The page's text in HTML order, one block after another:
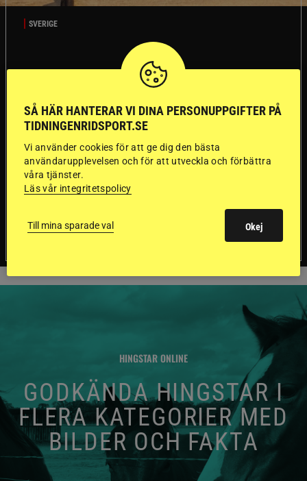
SVERIGE
Dyraste
ridhjälmarna blev
sämst i test
Stort test av ridhjälmar Försäkringsbolaget
Folksam har testat 15 ridhjälmar i olika
prisklasser för att se vilken som är den säkraste.
Det visar sig vara stor skillnad på säkerheten
mellan de olika hjälmarna – och dyrast är inte
HINGSTAR ONLINE
GODKÄNDA HINGSTAR I
FLERA KATEGORIER MED
BILDER OCH FAKTA
SÅ HÄR HANTERAR VI DINA PERSONUPPGIFTER PÅ
TIDNINGENRIDSPORT.SE
Vi använder cookies för att ge dig den bästa
användarupplevelsen och för att utveckla och förbättra
våra tjänster.
Läs vår integritetspolicy
Till mina sparade val Okej